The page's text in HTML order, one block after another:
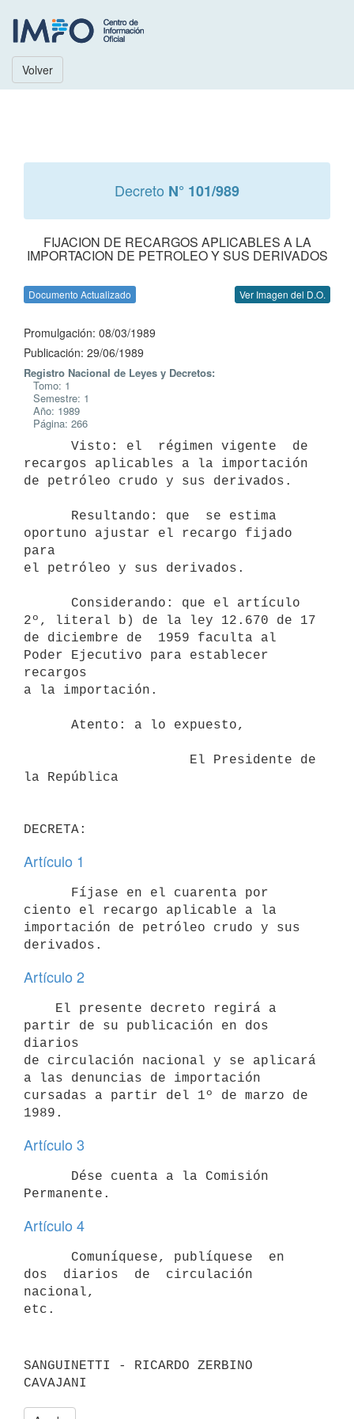
Volver
Decreto N° 101/989
FIJACION DE RECARGOS APLICABLES A LA
IMPORTACION DE PETROLEO Y SUS DERIVADOS
Documento Actualizado Ver Imagen del D.O.
Promulgación: 08/03/1989
Publicación: 29/06/1989
Registro Nacional de Leyes y Decretos:
Tomo: 1
Semestre: 1
Año: 1989
Página: 266
recargos aplicables a la importación
de petróleo crudo y sus derivados.
oportuno ajustar el recargo fijado
para
el petróleo y sus derivados.
2º, literal b) de la ley 12.670 de 17
de diciembre de  1959 faculta al
Poder Ejecutivo para establecer
recargos
a la importación.
la República
Artículo 1
ciento el recargo aplicable a la
importación de petróleo crudo y sus
Artículo 2
partir de su publicación en dos
diarios
de circulación nacional y se aplicará
a las denuncias de importación
cursadas a partir del 1º de marzo de
Artículo 3
Artículo 4
dos  diarios  de  circulación
nacional,
SANGUINETTI - RICARDO ZERBINO